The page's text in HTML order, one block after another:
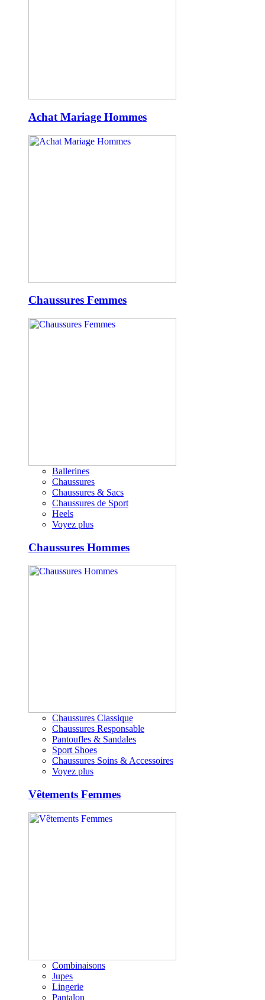
Achat Mariage Hommes
Chaussures Femmes
Ballerines
Chaussures
Chaussures & Sacs
Chaussures de Sport
Heels
Voyez plus
Chaussures Hommes
Chaussures Classique
Chaussures Responsable
Pantoufles & Sandales
Sport Shoes
Chaussures Soins & Accessoires
Voyez plus
Vêtements Femmes
Combinaisons
Jupes
Lingerie
Pantalon